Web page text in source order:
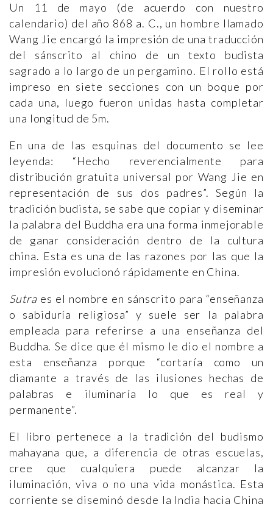
Un 11 de mayo (de acuerdo con nuestro
calendario) del año 868 a. C., un hombre llamado
Wang Jie encargó la impresión de una traducción
del sánscrito al chino de un texto budista
sagrado a lo largo de un pergamino. El rollo está
impreso en siete secciones con un boque por
cada una, luego fueron unidas hasta completar
una longitud de 5m.
En una de las esquinas del documento se lee
leyenda: “Hecho reverencialmente para
distribución gratuita universal por Wang Jie en
representación de sus dos padres”. Según la
tradición budista, se sabe que copiar y diseminar
la palabra del Buddha era una forma inmejorable
de ganar consideración dentro de la cultura
china. Esta es una de las razones por las que la
impresión evolucionó rápidamente en China.
Sutra es el nombre en sánscrito para “enseñanza
o sabiduría religiosa” y suele ser la palabra
empleada para referirse a una enseñanza del
Buddha. Se dice que él mismo le dio el nombre a
esta enseñanza porque “cortaría como un
diamante a través de las ilusiones hechas de
palabras e iluminaría lo que es real y
permanente”.
El libro pertenece a la tradición del budismo
mahayana que, a diferencia de otras escuelas,
cree que cualquiera puede alcanzar la
iluminación, viva o no una vida monástica. Esta
corriente se diseminó desde la India hacia China